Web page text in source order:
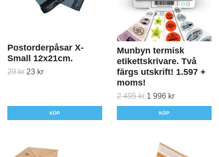
Postorderpåsar X-
Small 12x21cm.
29 kr 23 kr
KÖP
Munbyn termisk
etikettskrivare. Två
färgs utskrift! 1.597 +
moms!
2 495 kr 1 996 kr
KÖP